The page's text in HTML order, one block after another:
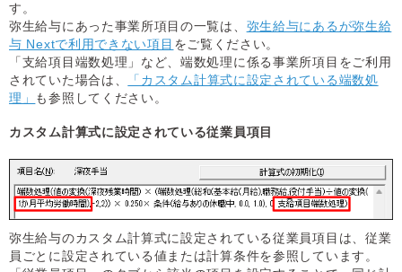
す。
弥生給与にあった事業所項目の一覧は、 弥生給与にあるが弥生給
与 Nextで利用できない項目 をご覧ください。
「支給項目端数処理」など、端数処理に係る事業所項目をご利用
されていた場合は、
「カスタム計算式に設定されている端数処
理」 も参照してください。
カスタム計算式に設定されている従業員項目
弥生給与のカスタム計算式に設定されている従業員項目は、従業
員ごとに設定されている値または計算条件を参照しています。